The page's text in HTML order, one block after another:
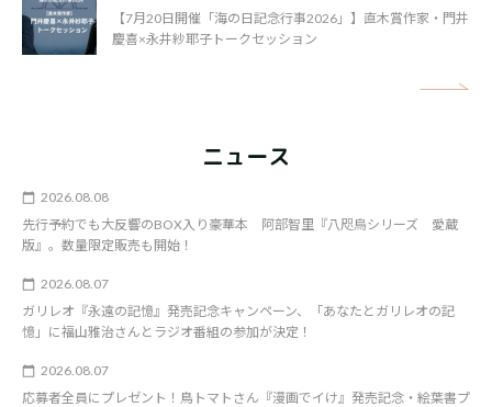
【7月20日開催「海の日記念行事2026」】直木賞作家・門井
慶喜×永井紗耶子トークセッション
ニュース
2026.08.08
先行予約でも大反響のBOX入り豪華本 阿部智里『八咫烏シリーズ 愛蔵
版』。数量限定販売も開始！
2026.08.07
ガリレオ『永遠の記憶』発売記念キャンペーン、「あなたとガリレオの記
憶」に福山雅治さんとラジオ番組の参加が決定！
2026.08.07
応募者全員にプレゼント！鳥トマトさん『漫画でイけ』発売記念・絵葉書プ